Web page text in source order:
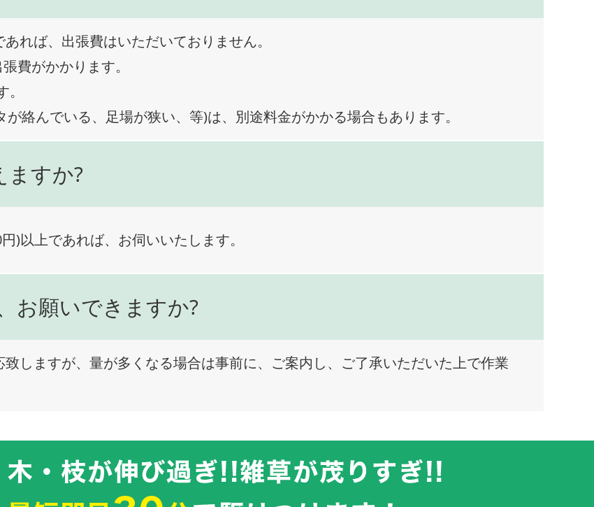
れば、出張費はいただいておりません。
費がかかります。
絡んでいる、足場が狭い、等)は、別途料金がかかる場合もあります。
ますか?
)以上であれば、お伺いいたします。
お願いできますか?
しますが、量が多くなる場合は事前に、ご案内し、ご了承いただいた上で作業